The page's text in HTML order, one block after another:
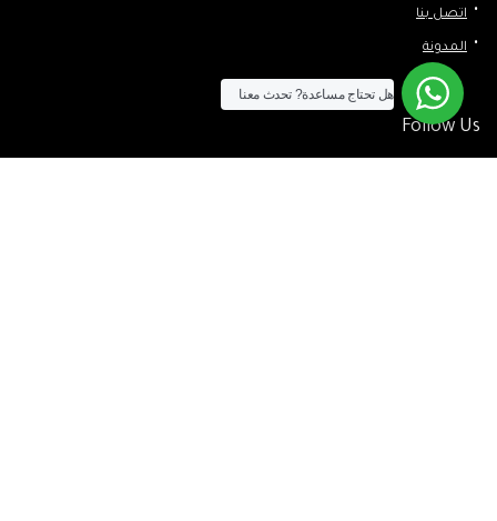
اتصل بنا
المدونة
Follow Us
هل تحتاج مساعدة? تحدث معنا